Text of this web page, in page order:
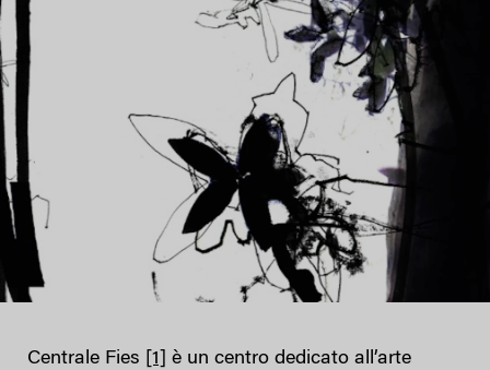
Centrale Fies [1]
è un centro dedicato all’arte